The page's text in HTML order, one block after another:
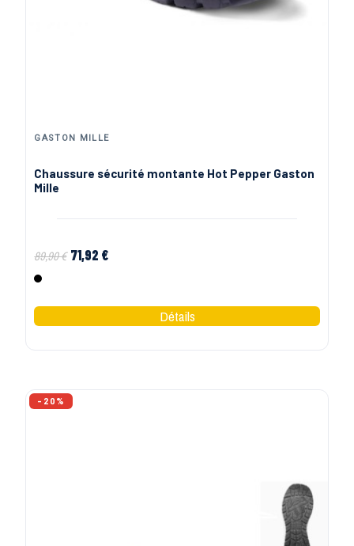
GASTON MILLE
Chaussure sécurité montante Hot Pepper Gaston
Mille
89,90 € 71,92 €
Noir
-20%